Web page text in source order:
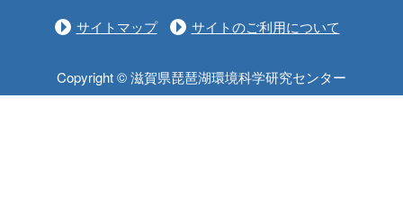
サイトマップ サイトのご利用について
Copyright © 滋賀県琵琶湖環境科学研究センター